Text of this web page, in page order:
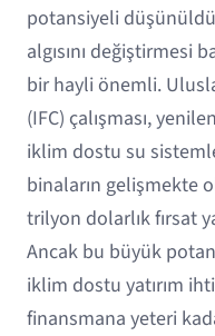
potansiyeli
algısını değiştirmesi
bir hayli önemli.
(IFC) çalışması,
iklim dostu su
binaların gelişmekte
trilyon dolarlık fırsat
Ancak bu büyük
iklim dostu yatırım
finansmana yeteri